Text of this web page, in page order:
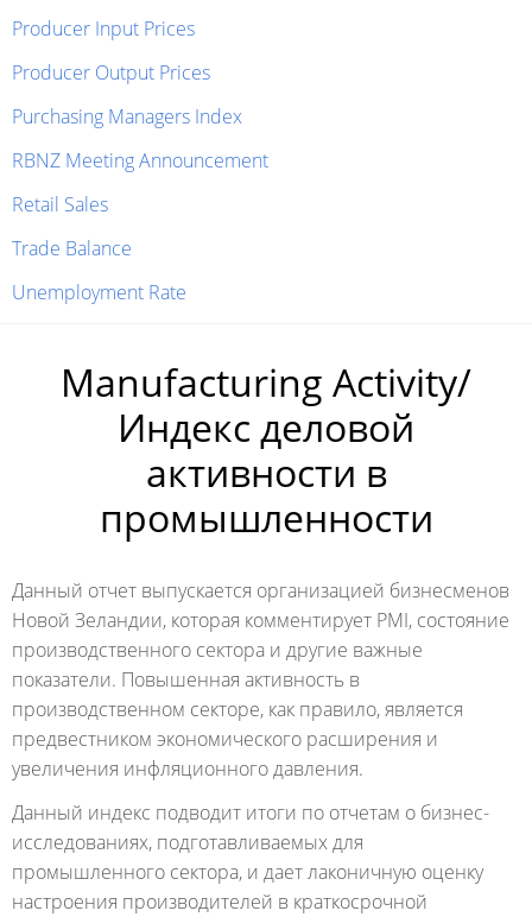
Producer Input Prices
Producer Output Prices
Purchasing Managers Index
RBNZ Meeting Announcement
Retail Sales
Trade Balance
Unemployment Rate
Manufacturing Activity/
Индекс деловой
активности в
промышленности
Данный отчет выпускается организацией бизнесменов
Новой Зеландии, которая комментирует PMI, состояние
производственного сектора и другие важные
показатели. Повышенная активность в
производственном секторе, как правило, является
предвестником экономического расширения и
увеличения инфляционного давления.
Данный индекс подводит итоги по отчетам о бизнес-
исследованиях, подготавливаемых для
промышленного сектора, и дает лаконичную оценку
настроения производителей в краткосрочной